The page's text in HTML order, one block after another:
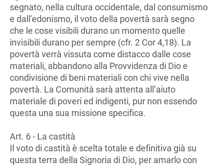
segnato, nella cultura occidentale, dal consumismo
e dall’edonismo, il voto della povertà sarà segno
che le cose visibili durano un momento quelle
invisibili durano per sempre (cfr. 2 Cor 4,18). La
povertà verrà vissuta come distacco dalle cose
materiali, abbandono alla Provvidenza di Dio e
condivisione di beni materiali con chi vive nella
povertà. La Comunità sarà attenta all’aiuto
materiale di poveri ed indigenti, pur non essendo
questa una sua missione specifica.
Art. 6 - La castità
Il voto di castità è scelta totale e definitiva già su
questa terra della Signoria di Dio, per amarlo con